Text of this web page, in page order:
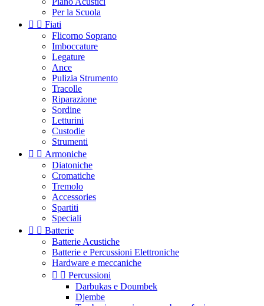
Per la Scuola
  Fiati
Flicorno Soprano
Imboccature
Legature
Ance
Pulizia Strumento
Tracolle
Riparazione
Sordine
Letturini
Custodie
Strumenti
  Armoniche
Diatoniche
Cromatiche
Tremolo
Accessories
Spartiti
Speciali
  Batterie
Batterie Acustiche
Batterie e Percussioni Elettroniche
Hardware e meccaniche
  Percussioni
Darbukas e Doumbek
Djembe